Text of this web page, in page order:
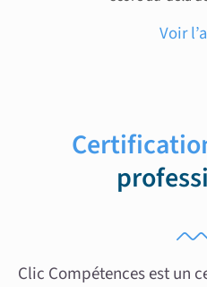
Voir
Clic Compétences est un